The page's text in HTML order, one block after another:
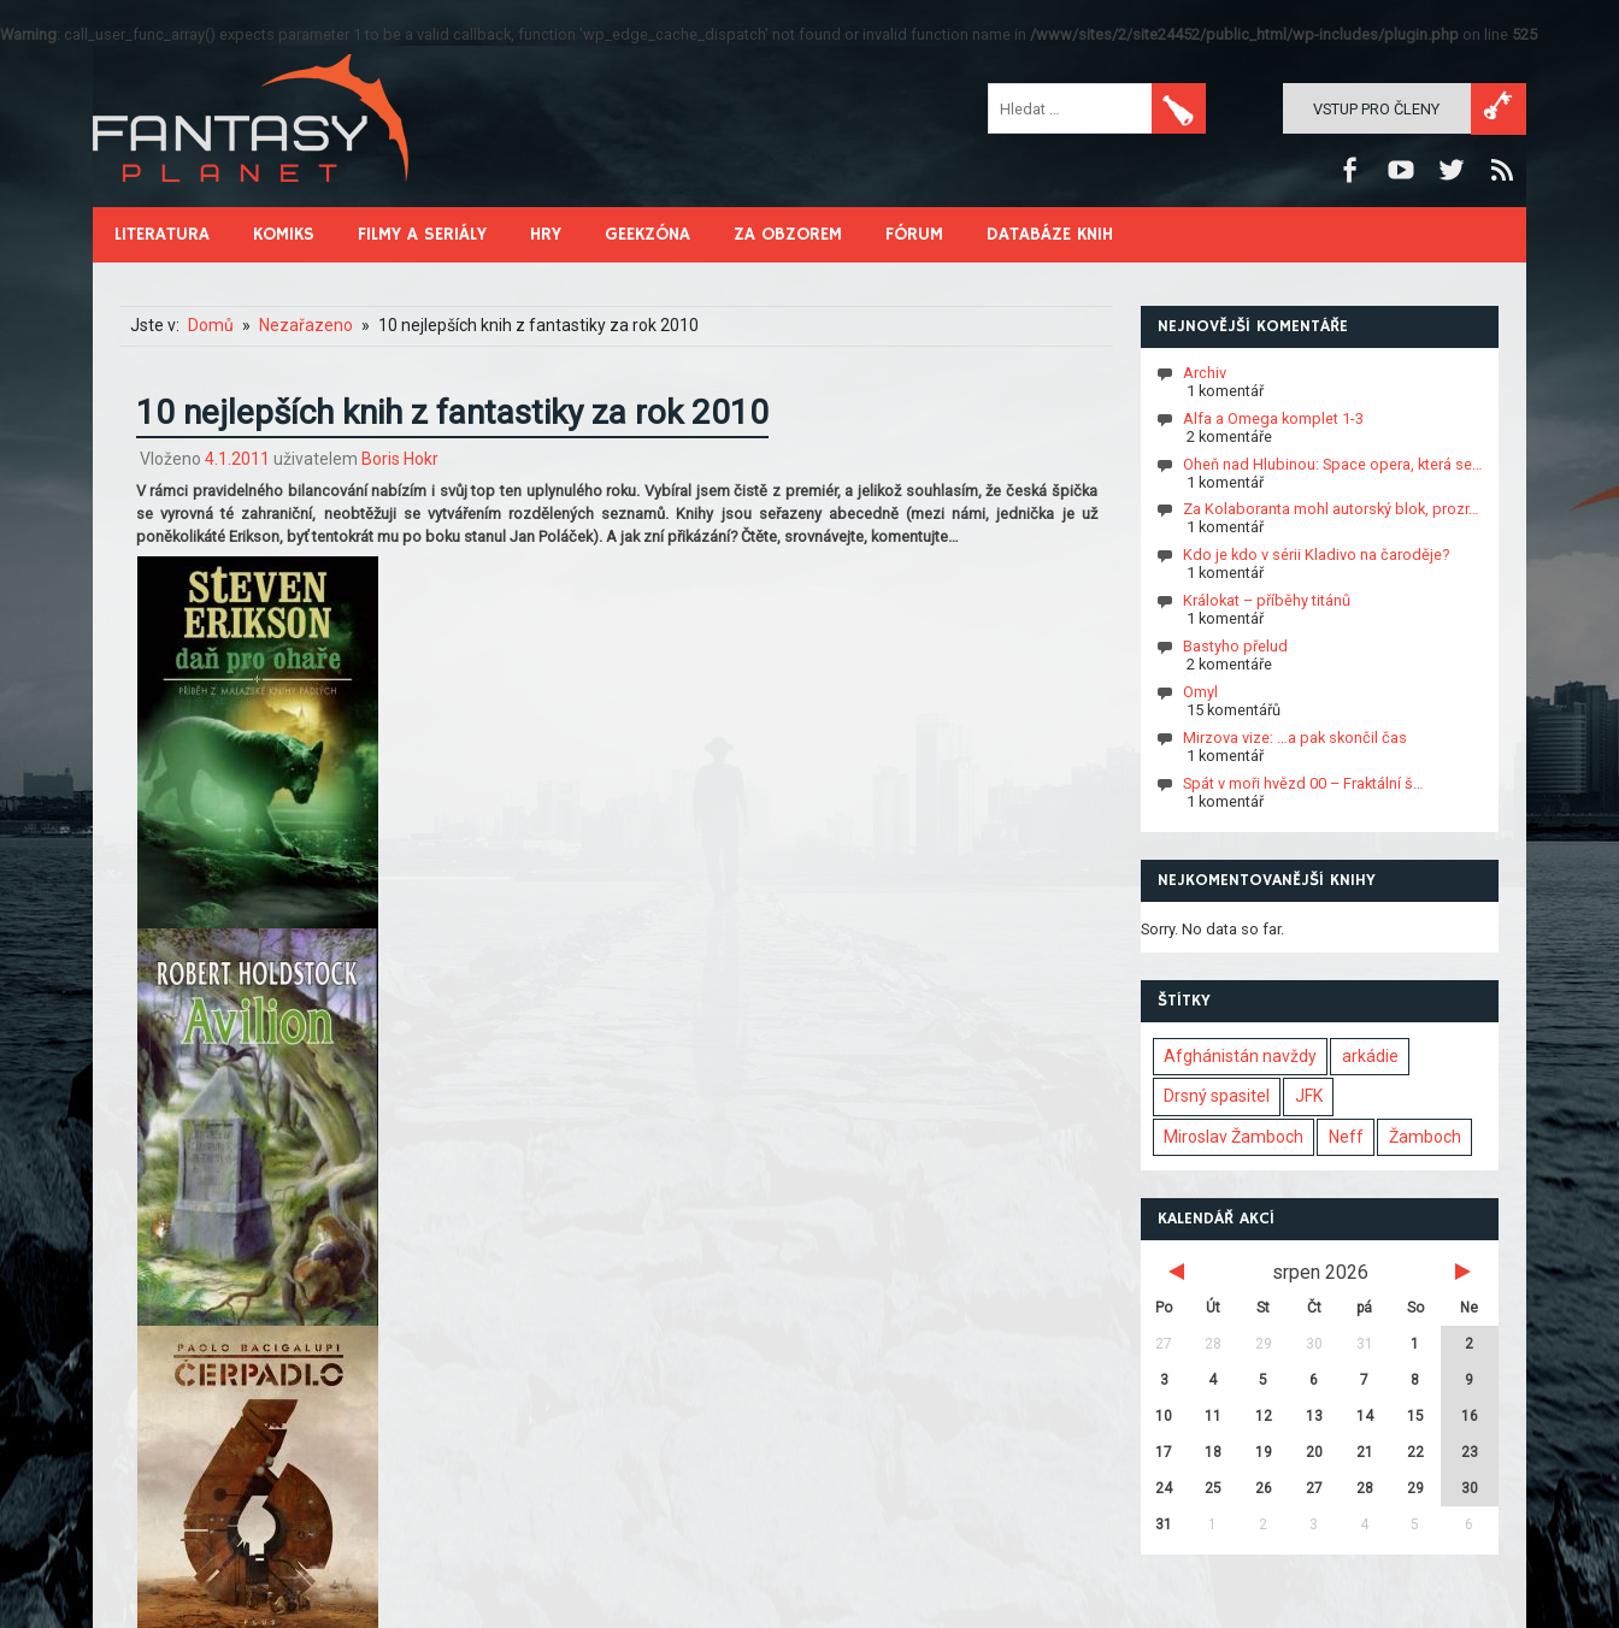
Warning: call_user_func_array() expects parameter 1 to be a valid callback, function 'wp_edge_cache_dispatch' not found or invalid function name in /www/sites/2/site24452/public_html/wp-includes/plugin.php on line 525
VSTUP PRO ČLENY
LITERATURA KOMIKS FILMY A SERIÁLY HRY GEEKZÓNA ZA OBZOREM FÓRUM DATABÁZE KNIH
Jste v: Domů Nezařazeno 10 nejlepších knih z fantastiky za rok 2010
10 nejlepších knih z fantastiky za rok 2010
Vloženo 4.1.2011 uživatelem Boris Hokr
V rámci pravidelného bilancování nabízím i svůj top ten uplynulého roku. Vybíral jsem čistě z premiér, a jelikož souhlasím, že česká špička
se vyrovná té zahraniční, neobtěžuji se vytvářením rozdělených seznamů. Knihy jsou seřazeny abecedně (mezi námi, jednička je už
poněkolikáté Erikson, byť tentokrát mu po boku stanul Jan Poláček). A jak zní přikázání? Čtěte, srovnávejte, komentujte…
NEJNOVĚJŠÍ KOMENTÁŘE
Archiv
1 komentář
Alfa a Omega komplet 1-3
2 komentáře
Oheň nad Hlubinou: Space opera, která se…
1 komentář
Za Kolaboranta mohl autorský blok, prozr…
1 komentář
Kdo je kdo v sérii Kladivo na čaroděje?
1 komentář
Králokat – příběhy titánů
1 komentář
Bastyho přelud
2 komentáře
Omyl
15 komentářů
Mirzova vize: …a pak skončil čas
1 komentář
Spát v moři hvězd 00 – Fraktální š…
1 komentář
NEJKOMENTOVANĚJŠÍ KNIHY
Sorry. No data so far.
ŠTÍTKY
Afghánistán navždy arkádie
Drsný spasitel JFK
Miroslav Žamboch Neff Žamboch
KALENDÁŘ AKCÍ
srpen 2026
Po Út St Čt pá So Ne
27 28 29 30 31 1 2
3 4 5 6 7 8 9
10 11 12 13 14 15 16
17 18 19 20 21 22 23
24 25 26 27 28 29 30
31 1 2 3 4 5 6